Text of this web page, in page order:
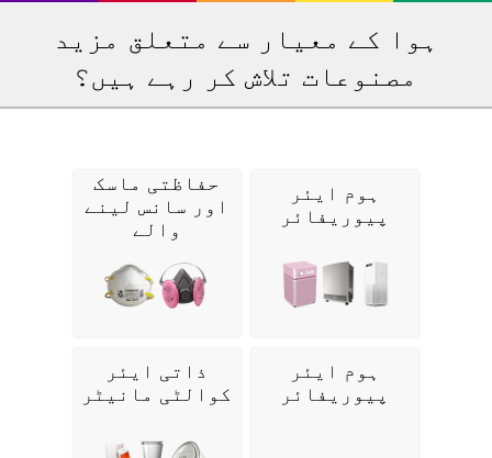
ہوا کے معیار سے متعلق مزید
مصنوعات تلاش کر رہے ہیں؟
ہوم ایئر
پیوریفائر
حفاظتی ماسک
اور سانس لینے
والے
ہوم ایئر
پیوریفائر
ذاتی ایئر
کوالٹی مانیٹر